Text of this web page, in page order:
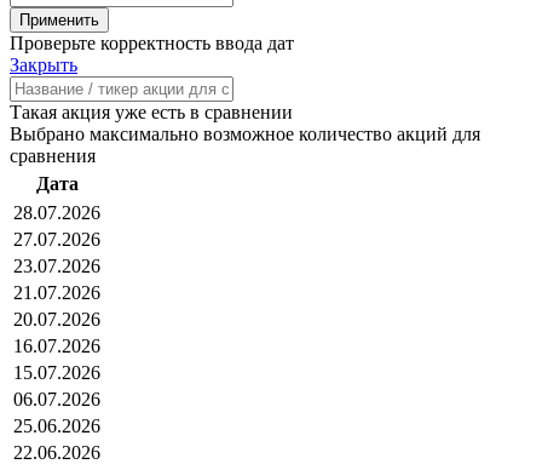
Проверьте корректность ввода дат
Закрыть
Такая акция уже есть в сравнении
Выбрано максимально возможное количество акций для
сравнения
Дата
28.07.2026
27.07.2026
23.07.2026
21.07.2026
20.07.2026
16.07.2026
15.07.2026
06.07.2026
25.06.2026
22.06.2026